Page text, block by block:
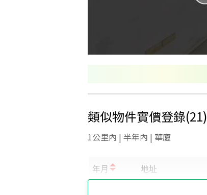
類似物件實價登錄(21)
1公里內 | 半年內 | 華廈